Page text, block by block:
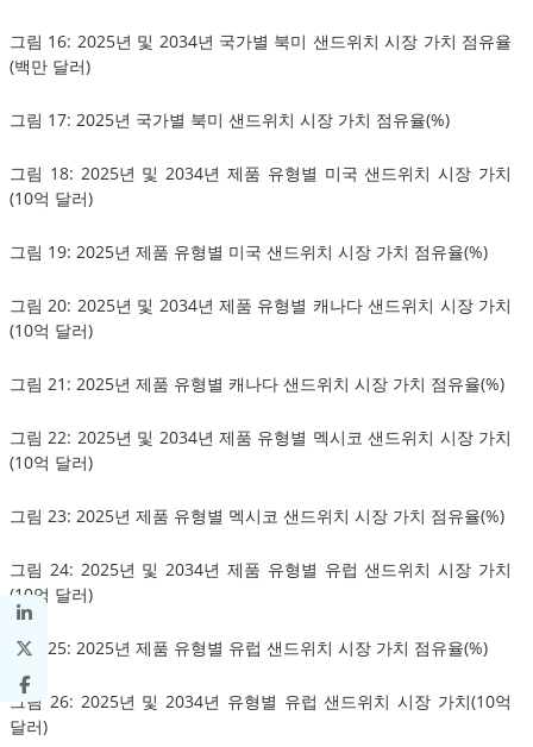
그림 16: 2025년 및 2034년 국가별 북미 샌드위치 시장 가치 점유율
(백만 달러)
그림 17: 2025년 국가별 북미 샌드위치 시장 가치 점유율(%)
그림 18: 2025년 및 2034년 제품 유형별 미국 샌드위치 시장 가치
(10억 달러)
그림 19: 2025년 제품 유형별 미국 샌드위치 시장 가치 점유율(%)
그림 20: 2025년 및 2034년 제품 유형별 캐나다 샌드위치 시장 가치
(10억 달러)
그림 21: 2025년 제품 유형별 캐나다 샌드위치 시장 가치 점유율(%)
그림 22: 2025년 및 2034년 제품 유형별 멕시코 샌드위치 시장 가치
(10억 달러)
그림 23: 2025년 제품 유형별 멕시코 샌드위치 시장 가치 점유율(%)
그림 24: 2025년 및 2034년 제품 유형별 유럽 샌드위치 시장 가치
(10억 달러)
그림 25: 2025년 제품 유형별 유럽 샌드위치 시장 가치 점유율(%)
그림 26: 2025년 및 2034년 유형별 유럽 샌드위치 시장 가치(10억
달러)